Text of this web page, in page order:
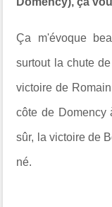
Ça m'évoque
surtout la chute
victoire de
côte de Domency
sûr, la victoire de
né.